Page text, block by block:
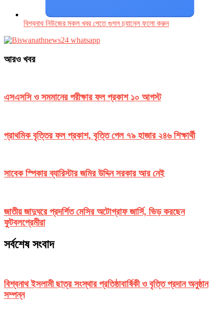
বিশ্বনাথ নিউজের সকল খবর পেতে গুগল চ‌্যানেল ফলো করুন
আরও খবর
এসএসসি ও সমমানের পরীক্ষার ফল প্রকাশ ১০ আগস্ট
প্রাথমিক বৃত্তির ফল প্রকাশ, বৃত্তি পেল ৭৯ হাজার ২৪৬ শিক্ষার্থী
সাবেক স্পিকার ব্যারিস্টার জমির উদ্দিন সরকার আর নেই
জাতীয় জাদুঘরে প্রদর্শিত মেসির অটোগ্রাফ জার্সি, ভিড় করছেন
ফুটবলপ্রেমীরা
সর্বশেষ সংবাদ
বিশ্বনাথ ইসলামী ছাত্র সংস্থার প্রতিষ্ঠাবার্ষিকী ও বৃত্তি প্রদান অনুষ্ঠান
সম্পন্ন